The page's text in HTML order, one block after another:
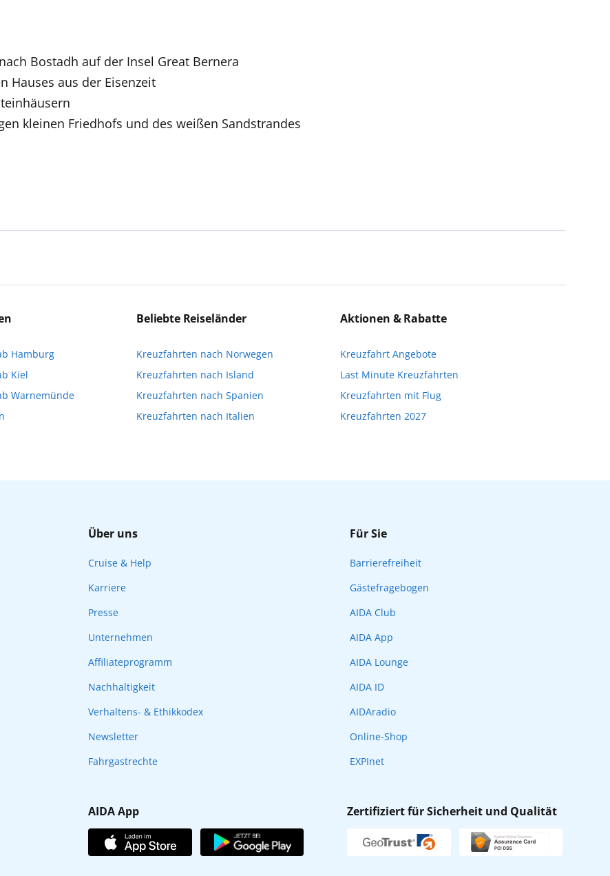
Bostadh auf der Insel Great Bernera
Hauses aus der Eisenzeit
kleinen Friedhofs und des weißen Sandstrandes
die Ausflüge führen. Beide Optionen bieten einzigartige Perspektiven und bereichern
oder direkt an Bord eine Buchung vornehmen. Wir möchten Sie darauf hinweisen, dass
die Reservierung Ihrer Lieblingsausflüge vor Reisebeginn online über myAIDA
Hamburg
Kiel
Warnemünde
Beliebte Reiseländer
Kreuzfahrten nach Norwegen
Kreuzfahrten nach Island
Kreuzfahrten nach Spanien
Kreuzfahrten nach Italien
Aktionen & Rabatte
Kreuzfahrt Angebote
Last Minute Kreuzfahrten
Kreuzfahrten mit Flug
Kreuzfahrten 2027
Über uns
Cruise & Help
Karriere
Presse
Unternehmen
Affiliateprogramm
Nachhaltigkeit
Verhaltens- & Ethikkodex
Newsletter
Fahrgastrechte
Für Sie
Barrierefreiheit
Gästefragebogen
AIDA Club
AIDA App
AIDA Lounge
AIDA ID
AIDAradio
Online-Shop
EXPInet
AIDA App Zertifiziert für Sicherheit und Qualität